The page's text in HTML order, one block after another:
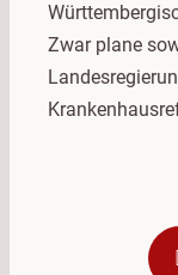
Zwar plane